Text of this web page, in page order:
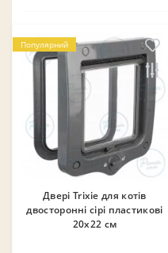
Популярний
Двері Trixie для котів
двосторонні сірі пластикові
20х22 см